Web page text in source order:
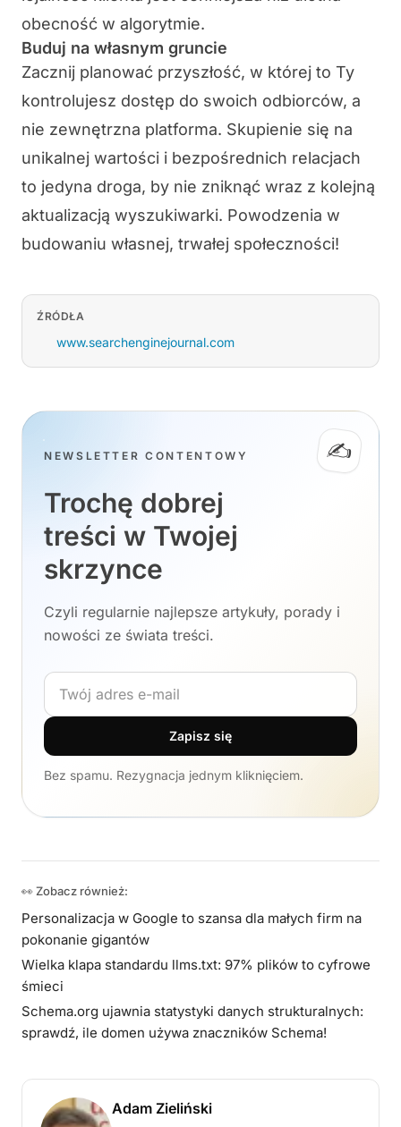
obecność w algorytmie.
Buduj na własnym gruncie
Zacznij planować przyszłość, w której to Ty
kontrolujesz dostęp do swoich odbiorców, a
nie zewnętrzna platforma. Skupienie się na
unikalnej wartości i bezpośrednich relacjach
to jedyna droga, by nie zniknąć wraz z kolejną
aktualizacją wyszukiwarki. Powodzenia w
budowaniu własnej, trwałej społeczności!
ŹRÓDŁA
www.searchenginejournal.com
✍️
NEWSLETTER CONTENTOWY
Trochę dobrej
treści w Twojej
skrzynce
Czyli regularnie najlepsze artykuły, porady i
nowości ze świata treści.
Adres e-mail
Zapisz się
Bez spamu. Rezygnacja jednym kliknięciem.
👀 Zobacz również:
Personalizacja w Google to szansa dla małych firm na
pokonanie gigantów
Wielka klapa standardu llms.txt: 97% plików to cyfrowe
śmieci
Schema.org ujawnia statystyki danych strukturalnych:
sprawdź, ile domen używa znaczników Schema!
Adam Zieliński